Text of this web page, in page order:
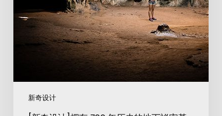
新奇设计